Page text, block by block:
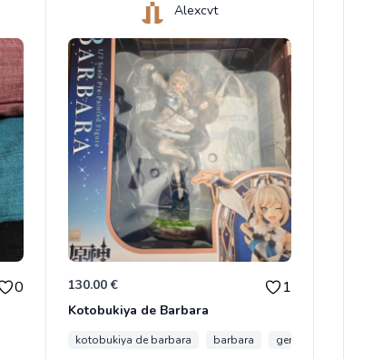
0
Alexcvt
130.00 € 1
Kotobukiya de Barbara
kotobukiya de barbara barbara genshin impact